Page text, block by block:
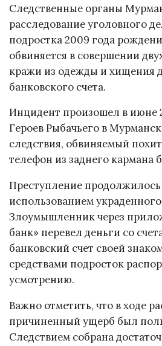
Следственные органы
расследование уголовного
подростка 2009 года
обвиняется в совершении
кражи из одежды и хищения
банковского счета.
Инцидент произошел в июне
Героев Рыбачьего в
следствия, обвиняемый
телефон из заднего кармана
Преступление
использованием
Злоумышленник через
банк» перевел деньги со
банковский счет своей
средствами подросток
усмотрению.
Важно отметить, что в ходе
причиненный ущерб был
Следствием собрана